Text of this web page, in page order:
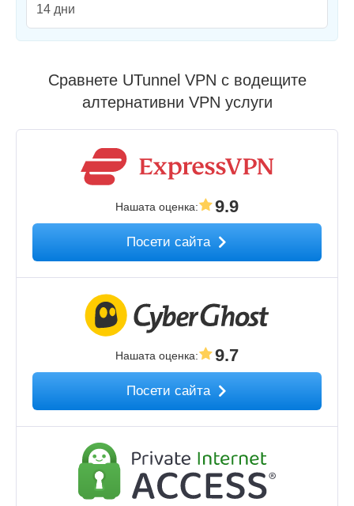
14 дни
Сравнете UTunnel VPN с водещите
алтернативни VPN услуги
Нашата оценка: 9.9
Посети сайта
Нашата оценка: 9.7
Посети сайта